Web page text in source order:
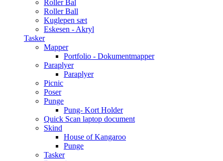
Roller Bal
Roller Ball
Kuglepen sæt
Eskesen - Akryl
Tasker
Mapper
Portfolio - Dokumentmapper
Paraplyer
Paraplyer
Picnic
Poser
Punge
Pung- Kort Holder
Quick Scan laptop document
Skind
House of Kangaroo
Punge
Tasker